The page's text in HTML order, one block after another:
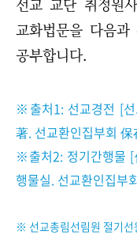
선교 교단 취정원
교화법문을 다음
공부합니다.
※출처1: 선교경전 [
著. 선교환인집부회 保
※출처2: 정기간행물
행물실. 선교환인집부
※ 선교총림선림원 절기선